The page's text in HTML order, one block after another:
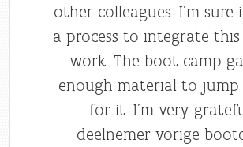
other colleagues. I'm sure
a process to integrate
work. The boot camp
enough material to jump
for it. I'm very
deelnemer vorige